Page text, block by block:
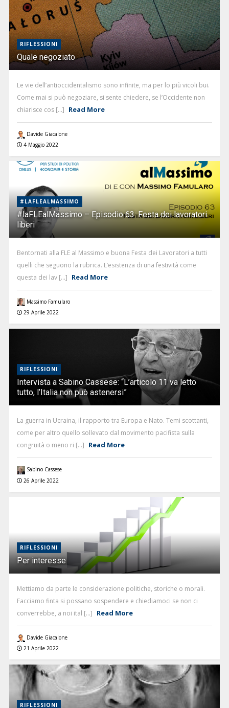
RIFLESSIONI
Quale negoziato
Le vie dell’antioccidentalismo sono infinite, ma per lo più vicoli bui.
Come mai si può negoziare, si sente chiedere, se l’Occidente non
chiarisce cos [...] Read More
Davide Giacalone
4 Maggio 2022
#LAFLEALMASSIMO
#laFLEalMassimo – Episodio 63: Festa dei lavoratori
liberi
Bentornati alla FLE al Massimo e buona Festa dei Lavoratori a tutti
quelli che seguono la rubrica. L’esistenza di una festività come
questa dei lav [...] Read More
Massimo Famularo
29 Aprile 2022
RIFLESSIONI
Intervista a Sabino Cassese: “L’articolo 11 va letto
tutto, l’Italia non può astenersi”
La guerra in Ucraina, il rapporto tra Europa e Nato. Temi scottanti,
come per altro quello sollevato dal movimento pacifista sulla
congruità o meno ri [...] Read More
Sabino Cassese
26 Aprile 2022
RIFLESSIONI
Per interesse
Mettiamo da parte le considerazione politiche, storiche o morali.
Facciamo finta si possano sospendere e chiediamoci se non ci
converrebbe, a noi ital [...] Read More
Davide Giacalone
21 Aprile 2022
RIFLESSIONI